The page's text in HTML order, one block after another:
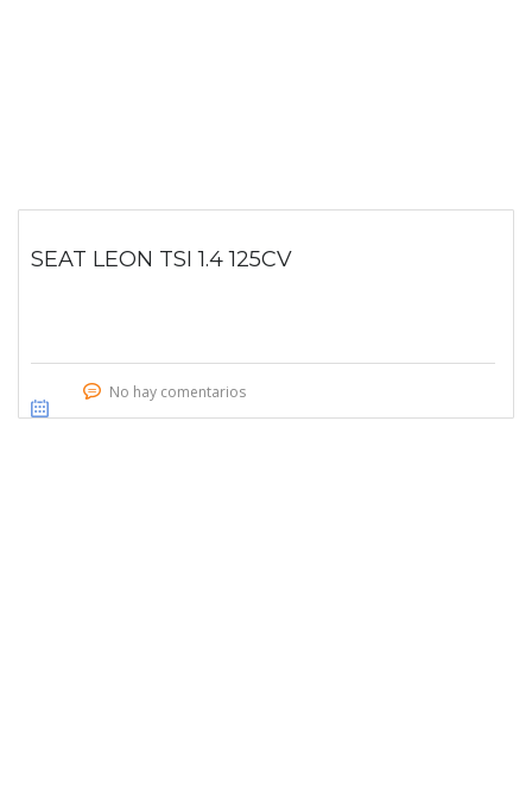
SEAT LEON TSI 1.4 125CV
No hay comentarios